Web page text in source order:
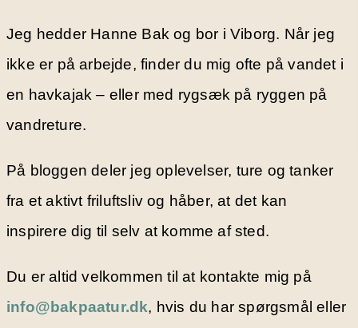
Jeg hedder Hanne Bak og bor i Viborg. Når jeg
ikke er på arbejde, finder du mig ofte på vandet i
en havkajak – eller med rygsæk på ryggen på
vandreture.
På bloggen deler jeg oplevelser, ture og tanker
fra et aktivt friluftsliv og håber, at det kan
inspirere dig til selv at komme af sted.
Du er altid velkommen til at kontakte mig på
info@bakpaatur.dk, hvis du har spørgsmål eller